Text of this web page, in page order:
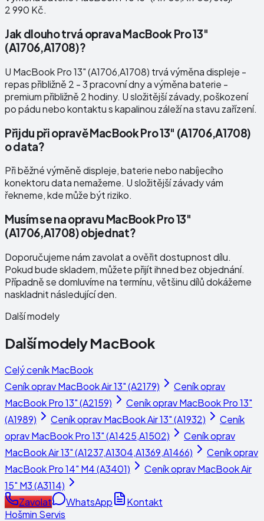
2 990 Kč.
Jak dlouho trvá oprava MacBook Pro 13"
(A1706,A1708)?
U MacBook Pro 13" (A1706,A1708) trvá výměna displeje -
repas přibližně 2 - 3 pracovní dny a výměna baterie -
premium přibližně 2 hodiny. U složitější závady, poškození
po pádu nebo kontaktu s kapalinou záleží na stavu zařízení.
Přijdu při opravě MacBook Pro 13" (A1706,A1708)
o data?
Při běžné výměně displeje, baterie nebo nabíjecího
konektoru data nemažeme. U složitější závady vám
řekneme, kde může být riziko.
Musím se na opravu MacBook Pro 13"
(A1706,A1708) objednat?
Doporučujeme nám zavolat a ověřit dostupnost dílu.
Pokud bude skladem, můžete přijít ihned bez objednání.
Případně se domluvíme na termínu, většinu dílů dokážeme
naskladnit následující den.
Další modely
Další modelyMacBook
Celý ceníkMacBook
Ceník opravMacBook Air 13" (A2179)
Ceník oprav
MacBook Pro 13" (A2159)
Ceník opravMacBook Pro 13"
(A1989)
Ceník opravMacBook Air 13" (A1932)
Ceník
opravMacBook Pro 13" (A1425,A1502)
Ceník oprav
MacBook Air 13" (A1237,A1304,A1369,A1466)
Ceník oprav
MacBook Pro 14" M4 (A3401)
Ceník opravMacBook Air
15" M3 (A3114)
Zavolat
WhatsApp
Kontakt
Hošmin Servis